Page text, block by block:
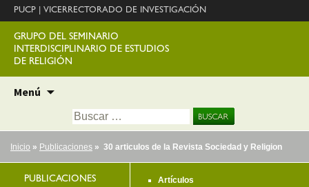
PUCP VICERRECTORADO DE INVESTIGACIÓN
GRUPO DEL SEMINARIO
INTERDISCIPLINARIO DE ESTUDIOS
DE RELIGIÓN
Menú
contenido
Buscar:
Inicio » Publicaciones » 30 articulos de la Revista Sociedad y Religion
PUBLICACIONES
Artículos